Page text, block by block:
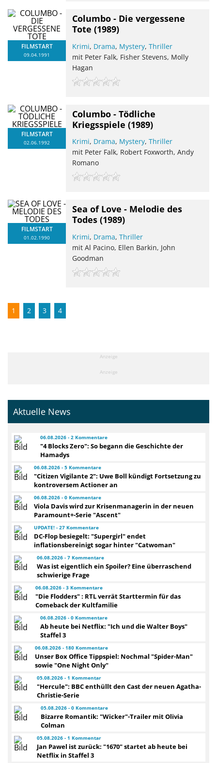
FILMSTART
09.04.1991
Columbo - Die vergessene
Tote (1989)
Krimi, Drama, Mystery,Thriller
mit Peter Falk, Fisher Stevens, Molly
Hagan
FILMSTART
02.06.1992
Columbo - Tödliche
Kriegsspiele (1989)
Krimi, Drama, Mystery,Thriller
mit Peter Falk, Robert Foxworth, Andy
Romano
FILMSTART
01.02.1990
Sea of Love - Melodie des
Todes (1989)
Krimi, Drama,Thriller
mit Al Pacino, Ellen Barkin, John
Goodman
1 2 3 4
Anzeige
Anzeige
Aktuelle News
06.08.2026 - 2 Kommentare
"4 Blocks Zero": So begann die Geschichte der
Hamadys
06.08.2026 - 5 Kommentare
"Citizen Vigilante 2": Uwe Boll kündigt Fortsetzung zu
kontroversem Actioner an
06.08.2026 - 0 Kommentare
Viola Davis wird zur Krisenmanagerin in der neuen
Paramount+-Serie "Ascent"
UPDATE! - 27 Kommentare
DC-Flop besiegelt: "Supergirl" endet
inflationsbereinigt sogar hinter "Catwoman"
06.08.2026 - 7 Kommentare
Was ist eigentlich ein Spoiler? Eine überraschend
schwierige Frage
06.08.2026 - 3 Kommentare
"Die Flodders" : RTL verrät Starttermin für das
Comeback der Kultfamilie
06.08.2026 - 0 Kommentare
Ab heute bei Netflix: "Ich und die Walter Boys"
Staffel 3
06.08.2026 - 180 Kommentare
Unser Box Office Tippspiel: Nochmal "Spider-Man"
sowie "One Night Only"
05.08.2026 - 1 Kommentar
"Hercule": BBC enthüllt den Cast der neuen Agatha-
Christie-Serie
05.08.2026 - 0 Kommentare
Bizarre Romantik: "Wicker"-Trailer mit Olivia
Colman
05.08.2026 - 1 Kommentar
Jan Pawel ist zurück: "1670" startet ab heute bei
Netflix in Staffel 3